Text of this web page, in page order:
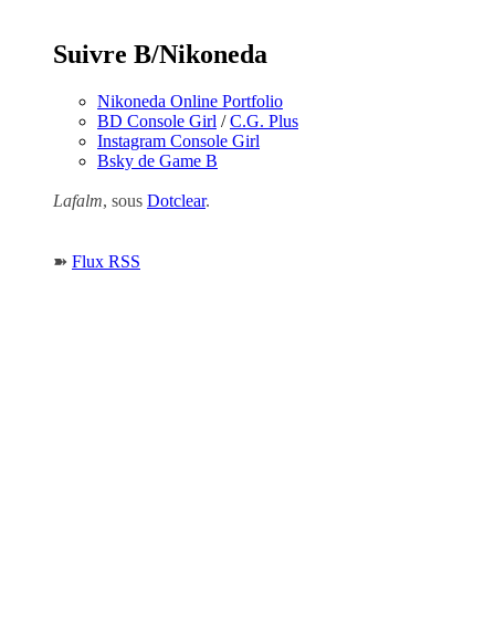
Suivre B/Nikoneda
Nikoneda Online Portfolio
BD Console Girl /C.G. Plus
Instagram Console Girl
Bsky de Game B
Lafalm, sous Dotclear.
➽ Flux RSS